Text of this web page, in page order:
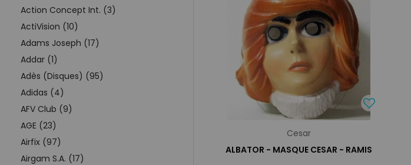
Action Concept Int. (3)
ActiVision (10)
Adams Joseph (17)
Addar (1)
Adès (Disques) (95)
Adidas (4)
AFV Club (9)
AGE (23)
Airfix (97)
Airgam S.A. (17)
Cesar
ALBATOR - MASQUE CESAR - RAMIS